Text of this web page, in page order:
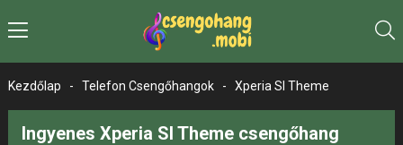
Kezdőlap - Telefon Csengőhangok - Xperia Sl Theme
Ingyenes Xperia Sl Theme csengőhang